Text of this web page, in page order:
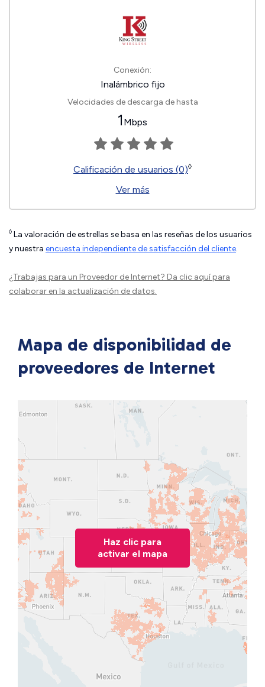
Conexión:
Inalámbrico fijo
Velocidades de descarga de hasta
1 Mbps
Calificación de usuarios (0)◊
Ver más
◊ La valoración de estrellas se basa en las reseñas de los usuarios
y nuestra encuesta independiente de satisfacción del cliente.
¿Trabajas para un Proveedor de Internet? Da clic aquípara
colaborar en la actualización de datos.
Mapa de disponibilidad de
proveedores de Internet
Haz clic para
activar el mapa